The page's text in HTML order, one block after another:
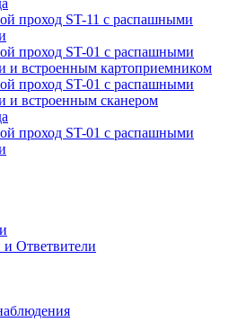
проход ST-11 с распашными
проход ST-01 с распашными
и встроенным картоприемником
проход ST-01 с распашными
и встроенным сканером
проход ST-01 с распашными
и Ответвители